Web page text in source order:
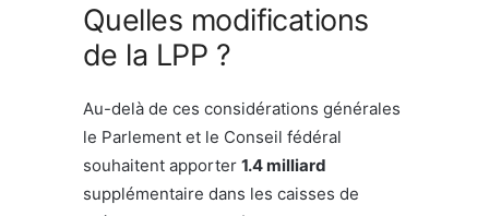
Quelles modifications
de la LPP ?
Au-delà de ces considérations générales
le Parlement et le Conseil fédéral
souhaitent apporter 1.4 milliard
supplémentaire dans les caisses de